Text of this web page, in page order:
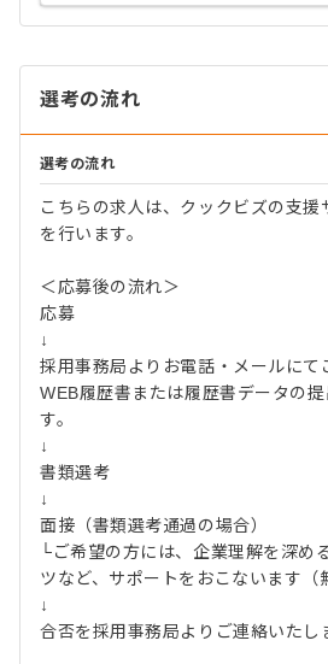
選考の流れ
選考の流れ
こちらの求人は、クックビズの支
を行います。
＜応募後の流れ＞
応募
↓
採用事務局よりお電話・メールにて
WEB履歴書または履歴書データの
す。
↓
書類選考
↓
面接（書類選考通過の場合）
└ご希望の方には、企業理解を深め
ツなど、サポートをおこないます（
↓
合否を採用事務局よりご連絡いたし